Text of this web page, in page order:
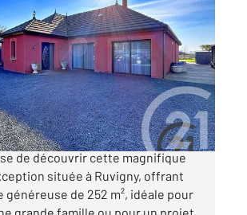
vendre
000 €
21 Martinot Immobilier
de découvrir cette magnifique
située à Ruvigny, offrant
généreuse de 252 m², idéale pour